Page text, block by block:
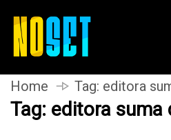
Home Tag: editora
Tag: editora suma